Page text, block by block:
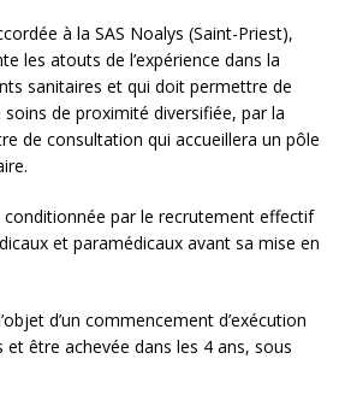
à la SAS Noalys (Saint-Priest),
les atouts de l’expérience dans la
sanitaires et qui doit permettre de
de proximité diversifiée, par la
de consultation qui accueillera un pôle
par le recrutement effectif
et paramédicaux avant sa mise en
d’un commencement d’exécution
et être achevée dans les 4 ans, sous